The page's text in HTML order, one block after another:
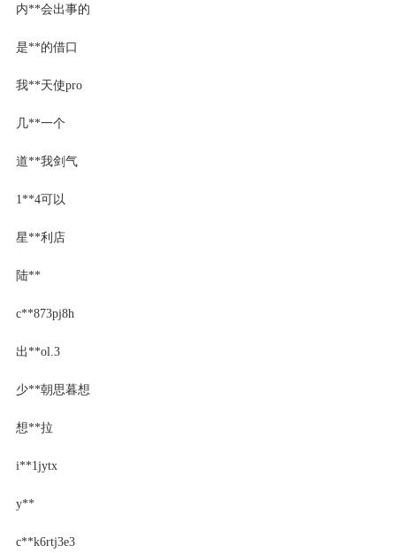
内**会出事的
是**的借口
我**天使pro
几**一个
道**我剑气
1**4可以
星**利店
陆**
c**873pj8h
出**ol.3
少**朝思暮想
想**拉
i**1jytx
y**
c**k6rtj3e3